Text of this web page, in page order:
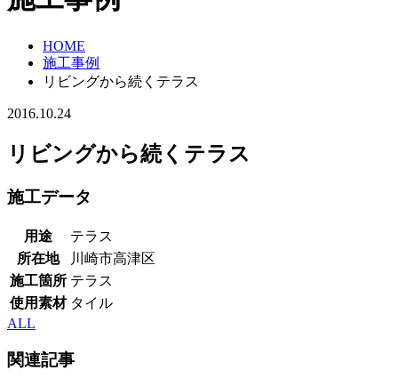
HOME
施工事例
リビングから続くテラス
2016.10.24
リビングから続くテラス
施工データ
用途
テラス
所在地
川崎市高津区
施工箇所 テラス
使用素材 タイル
ALL
関連記事